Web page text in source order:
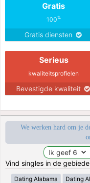
Gratis
100%
Gratis diensten
Serieus
kwaliteitsprofielen
Bevestigde kwaliteit
We werken hard om je
Vind singles in de
Dating Alabama Dating